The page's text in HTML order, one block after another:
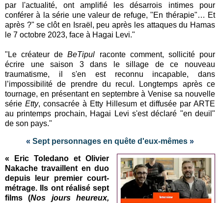
par l'actualité, ont amplifié les désarrois intimes pour
conférer à la série une valeur de refuge, "En thérapie"… Et
après ?" se clôt en Israël, peu après les attaques du Hamas
le 7 octobre 2023, face à Hagai Levi."
"Le créateur deBeTipul raconte comment, sollicité pour
écrire une saison 3 dans le sillage de ce nouveau
traumatisme, il s'en est reconnu incapable, dans
l’impossibilité de prendre du recul. Longtemps après ce
tournage, en présentant en septembre à Venise sa nouvelle
série Etty, consacrée à Etty Hillesum et diffusée par ARTE
au printemps prochain, Hagai Levi s'est déclaré "en deuil"
de son pays."
« Sept personnages en quête d'eux-mêmes »
«
Eric Toledano et Olivier
Nakache travaillent en duo
depuis leur premier court-
métrage. Ils ont réalisé sept
films (Nos jours heureux,